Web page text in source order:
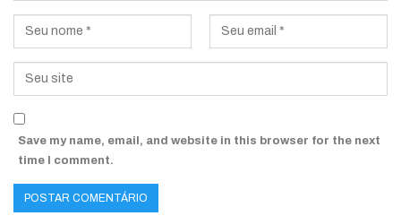
Save my name, email, and website in this browser for the next
time I comment.